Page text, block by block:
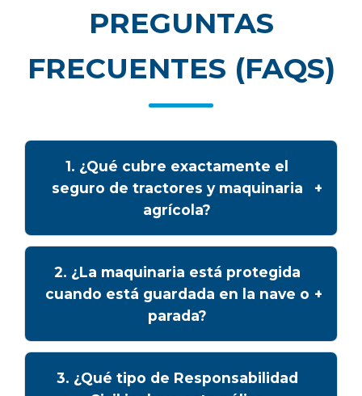
PREGUNTAS
FRECUENTES (FAQS)
1. ¿Qué cubre exactamente el
seguro de tractores y maquinaria
agrícola?
+
materiales que sufran tus tractores y maquinaria
agrícola, tanto en movimiento durante la
jornada laboral como en reposo dentro o fuera
de tus almacenes. Además, incluye coberturas
esenciales de Responsabilidad Civil.
2. ¿La maquinaria está protegida
cuando está guardada en la nave o
parada?
+
equipos están cubiertos frente a percances
3. ¿Qué tipo de Responsabilidad